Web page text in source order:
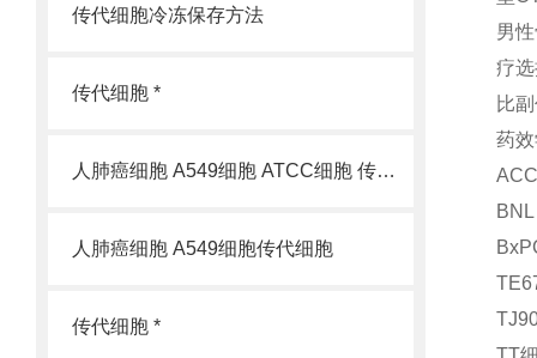
传代细胞冷冻保存方法
传代细胞 *
人肺癌细胞 A549细胞 ATCC细胞 传代细胞
人肺癌细胞 A549细胞传代细胞
传代细胞 *
男
疗
比
药